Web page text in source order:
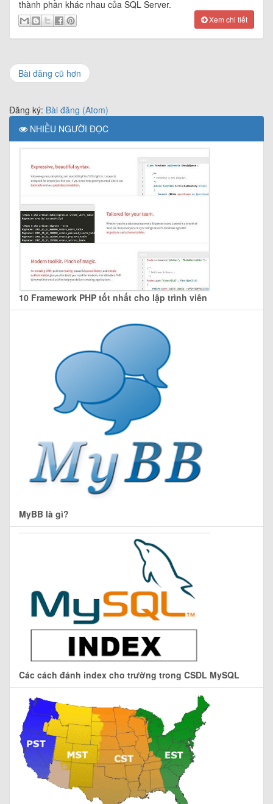
thành phần khác nhau của SQL Server.
Xem chi tiết
Bài đăng cũ hơn
Đăng ký: Bài đăng (Atom)
NHIỀU NGƯỜI ĐỌC
10 Framework PHP tốt nhất cho lập trình viên
MyBB là gì?
Các cách đánh index cho trường trong CSDL MySQL